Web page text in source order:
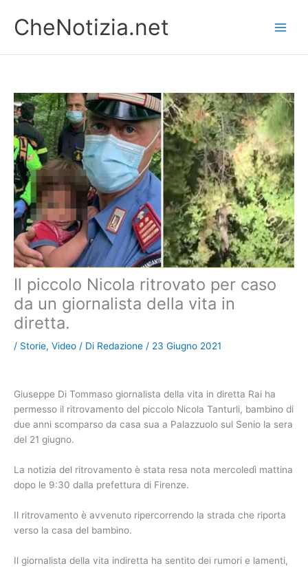
contenuto
CheNotizia.net
Il piccolo Nicola ritrovato per caso
da un giornalista della vita in
diretta.
/ Storie, Video / Di Redazione / 23 Giugno 2021
Giuseppe Di Tommaso giornalista della vita in diretta Rai ha
permesso il ritrovamento del piccolo Nicola Tanturli, bambino di
due anni scomparso da casa sua a Palazzuolo sul Senio la sera
del 21 giugno.
La notizia del ritrovamento è stata resa nota mercoledì mattina
dopo le 9:30 dalla prefettura di Firenze.
Il ritrovamento è avvenuto ripercorrendo la strada che riporta
verso la casa del bambino.
Il giornalista della vita indiretta ha sentito dei rumori e lamenti,